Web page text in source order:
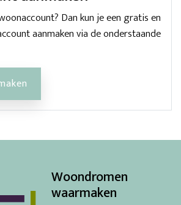
Dan kun je een gratis en
aanmaken via de onderstaande
Woondromen
waarmaken